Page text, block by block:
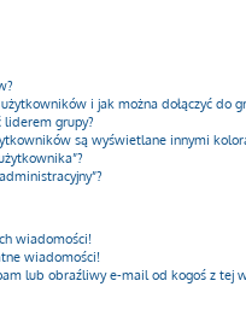
i jak można dołączyć do
liderem grupy?
są wyświetlane innymi
wiadomości!
wiadomości!
lub obraźliwy e-mail od kogoś z tej